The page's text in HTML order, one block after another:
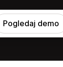
Pogledaj demo